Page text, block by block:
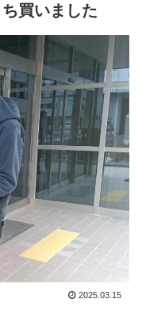
買いました
2025.03.15